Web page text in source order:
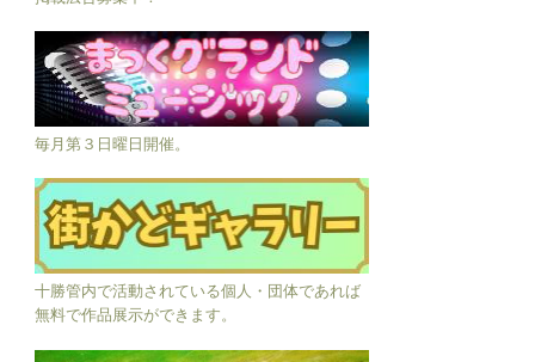
毎月第３日曜日開催。
十勝管内で活動されている個人・団体であれば
無料で作品展示ができます。